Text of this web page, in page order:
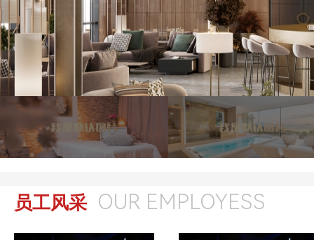
员工风采 OUR EMPLOYESS